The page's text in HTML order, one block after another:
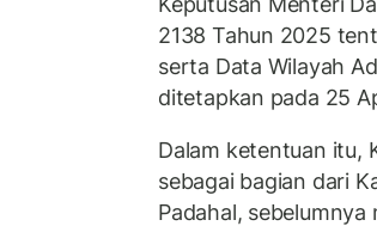
2138 Tahun 2025
serta Data Wilayah
ditetapkan pada 25
Dalam ketentuan itu,
sebagai bagian dari
Padahal,